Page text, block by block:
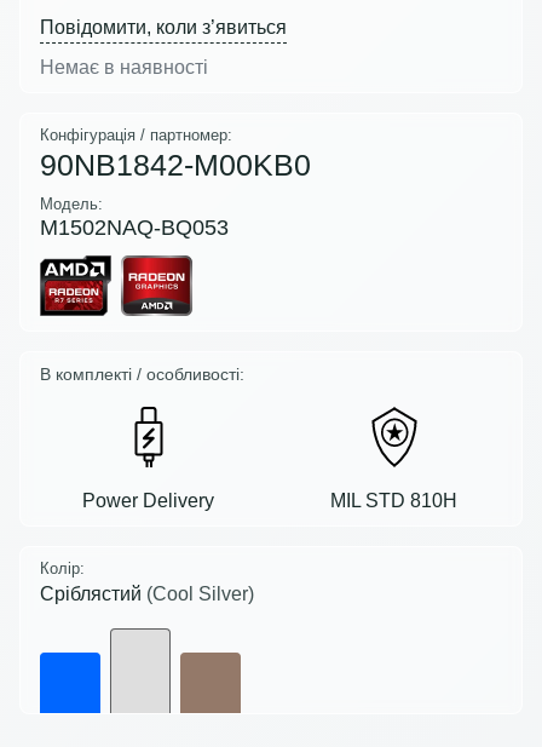
Повідомити, коли з’явиться
Немає в наявності
Конфігурація / партномер:
90NB1842-M00KB0
Модель:
M1502NAQ-BQ053
В комплекті / особливості:
Power Delivery MIL STD 810H
Колір:
Сріблястий (Cool Silver)